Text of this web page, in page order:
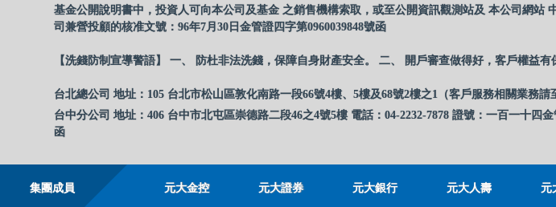
基金公開說明書中，投資人可向本公司及基金 之銷售機構索取，或至公開資訊觀測站及 本公司網
司兼營投顧的核准文號：96年7月30日金管證四字第0960039848號函
【洗錢防制宣導警語】 一、 防杜非法洗錢，保障自身財產安全。 二、 開戶審查做得好，客戶權益
台北總公司 地址：105 台北市松山區敦化南路一段66號4樓、5樓及68號2樓之1（客戶服務相關業務
台中分公司 地址：406 台中市北屯區崇德路二段46之4號5樓 電話：04-2232-7878 證號：一百一十
函
集團成員 元大金控 元大證券 元大銀行 元大人壽 元